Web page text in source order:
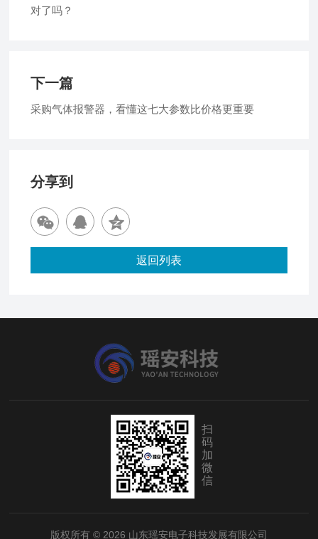
对了吗？
下一篇
采购气体报警器，看懂这七大参数比价格更重要
分享到
返回列表
扫
码
加
微
信
版权所有 © 2026 山东瑶安电子科技发展有限公司